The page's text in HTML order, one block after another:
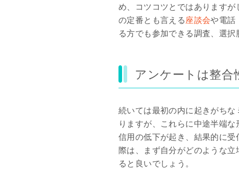
め、コツコツとではあります
の定番とも言える 座談会や電話
る方でも参加できる調査、選
アンケートは整合
続いては最初の内に起きがち
りますが、これらに中途半端
信用の低下が起き、結果的に
際は、まず自分がどのような
ると良いでしょう。